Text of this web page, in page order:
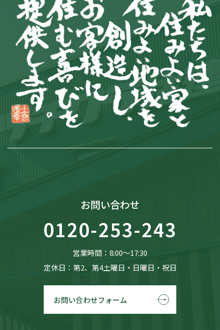
お問い合わせ
0120-253-243
営業時間：8:00〜17:30
定休日：第2、第4土曜日・日曜日・祝日
お問い合わせフォーム